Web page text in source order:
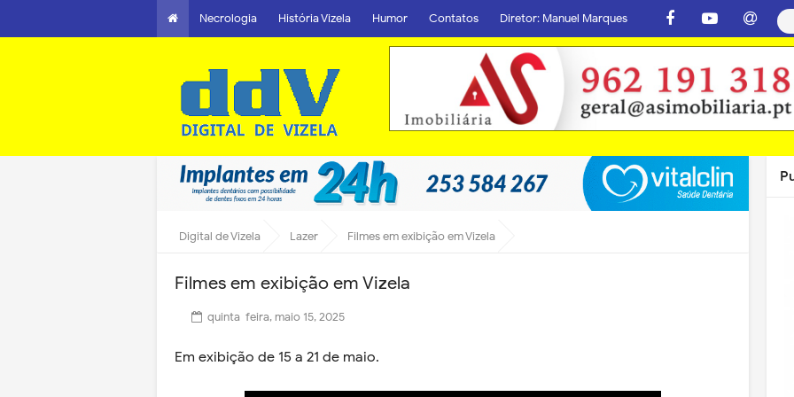
Necrologia História Vizela Humor Contatos Diretor: Manuel Marques
Digital de Vizela Lazer Filmes em exibição em Vizela
Filmes em exibição em Vizela
quinta-feira, maio 15, 2025
Em exibição de 15 a 21 de maio.